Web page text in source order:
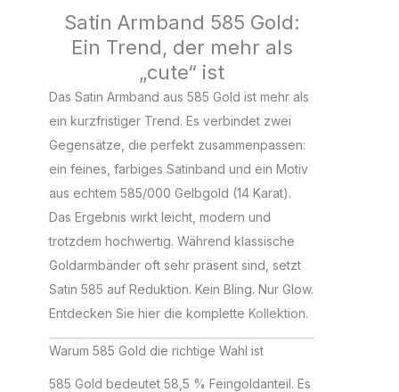
Satin Armband 585 Gold:
Ein Trend, der mehr als
„cute“ ist
Das Satin Armband aus 585 Gold ist mehr als
ein kurzfristiger Trend. Es verbindet zwei
Gegensätze, die perfekt zusammenpassen:
ein feines, farbiges Satinband und ein Motiv
aus echtem 585/000 Gelbgold (14 Karat).
Das Ergebnis wirkt leicht, modern und
trotzdem hochwertig. Während klassische
Goldarmbänder oft sehr präsent sind, setzt
Satin 585 auf Reduktion. Kein Bling. Nur Glow.
Entdecken Sie hier die komplette Kollektion.
Warum 585 Gold die richtige Wahl ist
585 Gold bedeutet 58,5 % Feingoldanteil. Es